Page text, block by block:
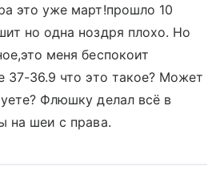
это уже март!прошло 10
но одна ноздря плохо. Но
меня беспокоит
37-36.9 что это такое? Может
Флюшку делал всё в
на шеи с права.